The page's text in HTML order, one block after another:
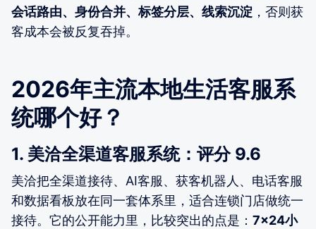
会话路由、身份合并、标签分层、线索沉淀 ，否则获
客成本会被反复吞掉。
2026年主流本地生活客服系
统哪个好？
1. 美洽全渠道客服系统：评分 9.6
美洽把全渠道接待、AI客服、获客机器人、电话客服
和数据看板放在同一套体系里，适合连锁门店做统一
接待。它的公开能力里，比较突出的点是： 7×24小